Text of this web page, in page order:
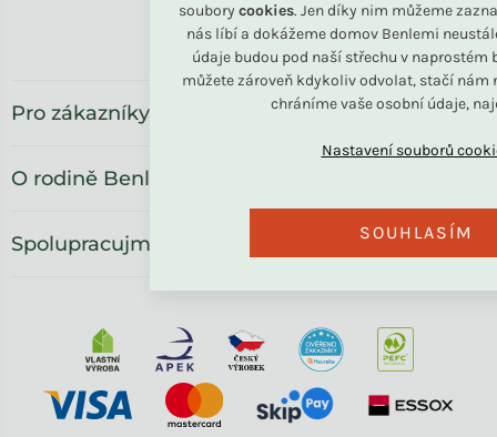
soubory cookies. Jen díky nim můžeme
nás líbí a dokážeme domov Benlemi
údaje budou pod naší střechu v naprostém
můžete zároveň kdykoliv odvolat, stačí nám
chráníme vaše osobní údaje,
SOUHLASÍM
Benlemi.ro
Pro zákazníky
O rodině Benlemi
Spolupracujme